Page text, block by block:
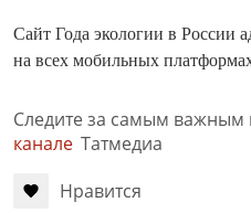
Сайт Года экологии в России
на всех мобильных
Следите за самым важным
канале Татмедиа
Нравится